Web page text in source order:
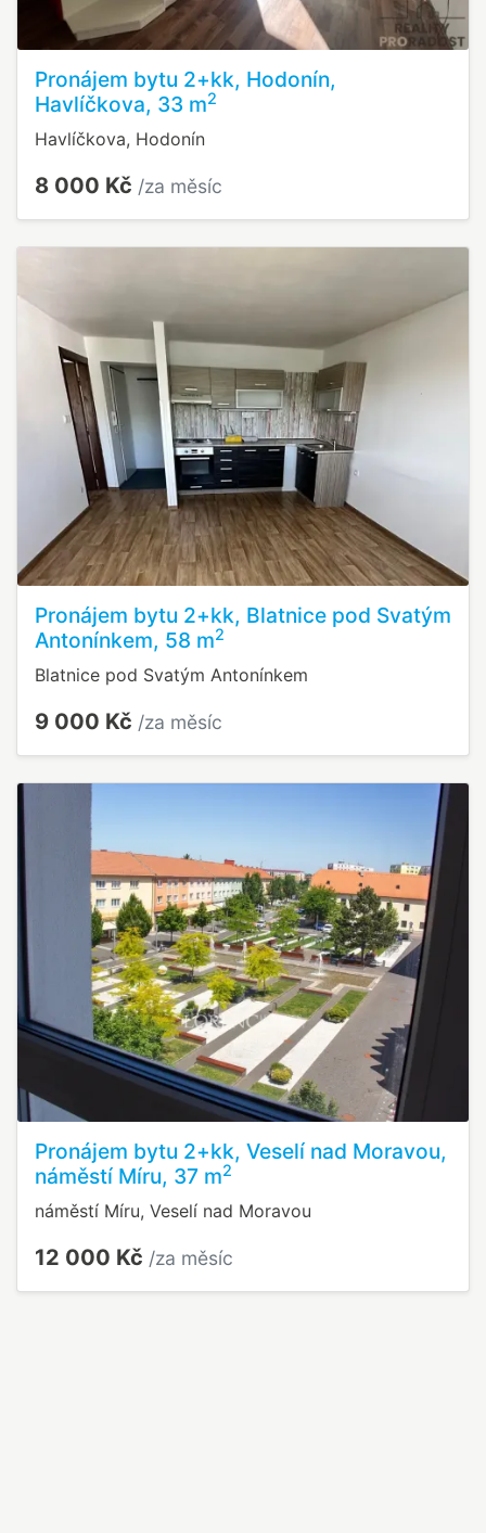
Pronájem bytu 2+kk, Hodonín,
Havlíčkova, 33 m2
Havlíčkova, Hodonín
8 000 Kč /za měsíc
Pronájem bytu 2+kk, Blatnice pod Svatým
Antonínkem, 58 m2
Blatnice pod Svatým Antonínkem
9 000 Kč /za měsíc
Pronájem bytu 2+kk, Veselí nad Moravou,
náměstí Míru, 37 m2
náměstí Míru, Veselí nad Moravou
12 000 Kč /za měsíc